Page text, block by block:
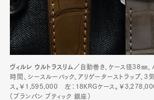
ヴィルレ ウルトラスリム／ 自動巻き、ケース径38㎜
時間、シースルーバック、アリゲーターストラップ、3
ス。￥1,595,000 左：18KRGケース。￥
（ブランパン ブティック 銀座）